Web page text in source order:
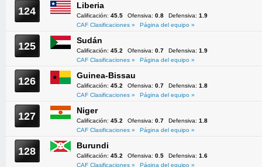
124 Liberia
Calificación: 45.5 Ofensiva: 0.8 Defensiva: 1.9
CAF Clasificaciones »
Página del equipo »
125 Sudán
Calificación: 45.2 Ofensiva: 0.7 Defensiva: 1.9
CAF Clasificaciones »
Página del equipo »
126 Guinea-Bissau
Calificación: 45.2 Ofensiva: 0.7 Defensiva: 1.8
CAF Clasificaciones »
Página del equipo »
127 Niger
Calificación: 45.2 Ofensiva: 0.7 Defensiva: 1.8
CAF Clasificaciones »
Página del equipo »
128 Burundi
Calificación: 45.2 Ofensiva: 0.5 Defensiva: 1.6
CAF Clasificaciones »
Página del equipo »